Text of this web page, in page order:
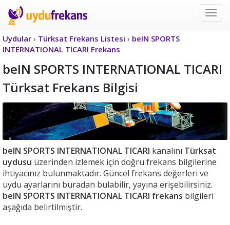
Uydu
Uydular › Türksat Frekans Listesi › beIN SPORTS
INTERNATIONAL TICARI Frekans
beIN SPORTS INTERNATIONAL TICARI
Türksat Frekans Bilgisi
beIN SPORTS INTERNATIONAL TICARI kanalını Türksat
uydusu üzerinden izlemek için doğru frekans bilgilerine
ihtiyacınız bulunmaktadır. Güncel frekans değerleri ve
uydu ayarlarını buradan bulabilir, yayına erişebilirsiniz.
beIN SPORTS INTERNATIONAL TICARI frekans bilgileri
aşağıda belirtilmiştir.